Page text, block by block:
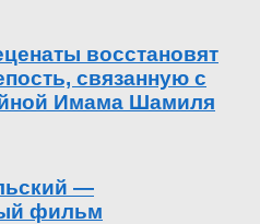
восстановят
связанную с
Имама Шамиля
—
фильм